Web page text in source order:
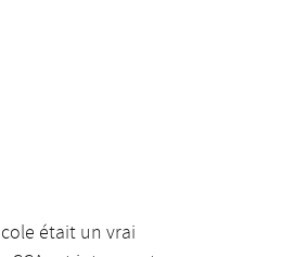
était un vrai